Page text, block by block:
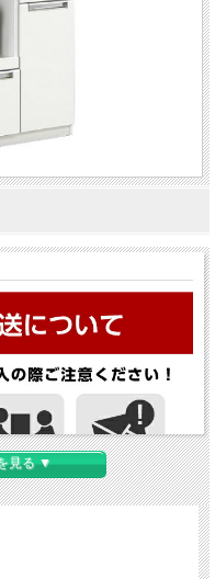
見る ▼